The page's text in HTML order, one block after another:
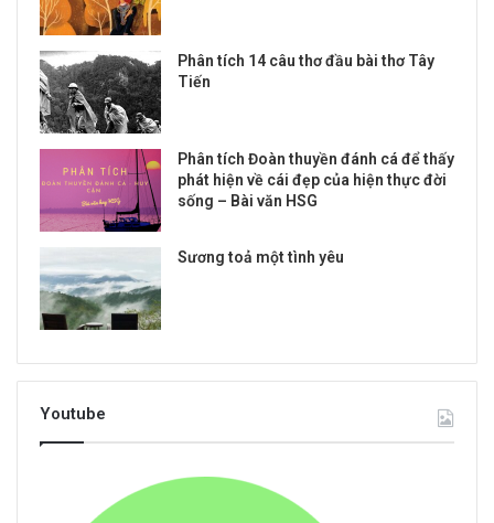
Phân tích 14 câu thơ đầu bài thơ Tây
Tiến
Phân tích Đoàn thuyền đánh cá để thấy
phát hiện về cái đẹp của hiện thực đời
sống – Bài văn HSG
Sương toả một tình yêu
Youtube